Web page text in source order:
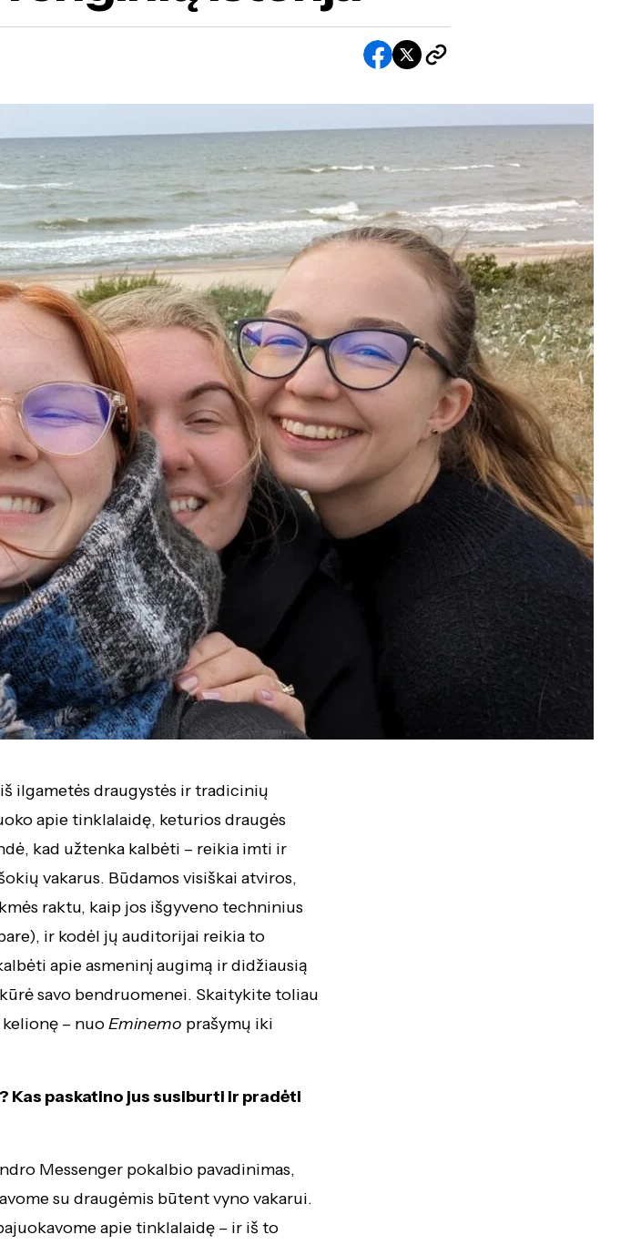
ilgametės draugystės ir tradicinių
apie tinklalaidę, keturios draugės
kad užtenka kalbėti – reikia imti ir
vakarus. Būdamos visiškai atviros,
raktu, kaip jos išgyveno techninius
ir kodėl jų auditorijai reikia to
apie asmeninį augimą ir didžiausią
savo bendruomenei. Skaitykite toliau
– nuoEminemo prašymų iki
Kas paskatino jus susiburti ir pradėti
Messenger pokalbio pavadinimas,
su draugėmis būtent vyno vakarui.
apie tinklalaidę – ir iš to